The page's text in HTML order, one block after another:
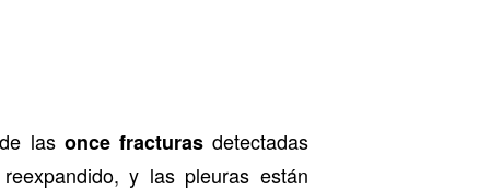
las once fracturasdetectadas
y las pleuras están